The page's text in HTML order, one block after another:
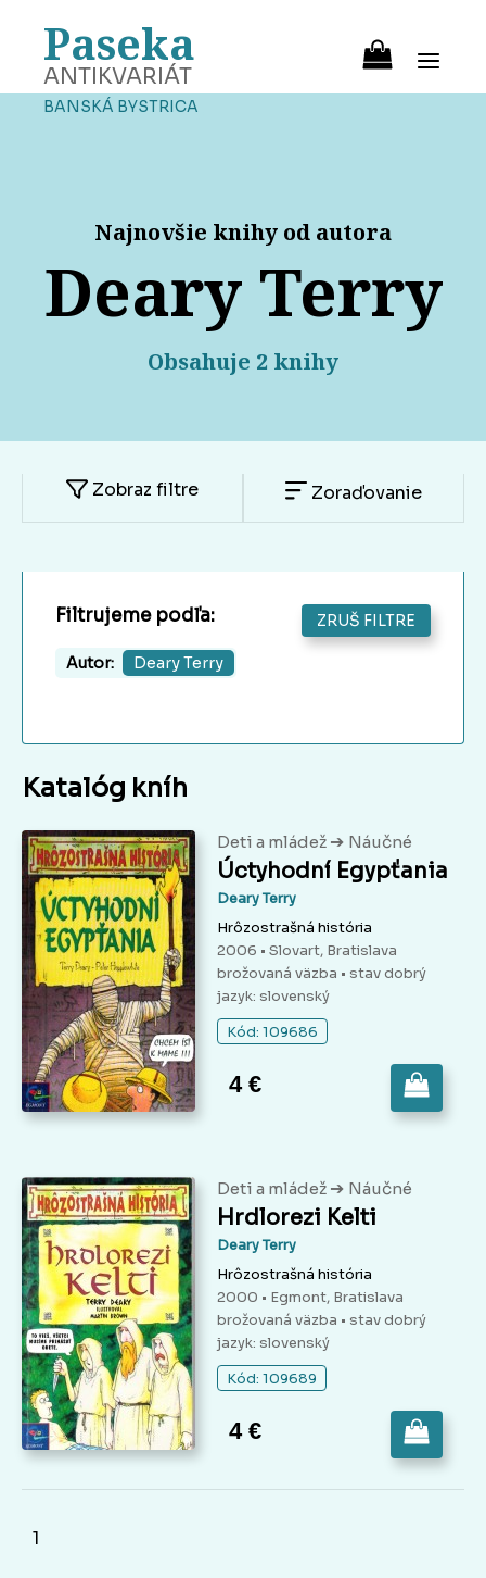
Paseka
ANTIKVARIÁT
BANSKÁ BYSTRICA
Najnovšie knihy od autora
Deary Terry
Obsahuje 2 knihy
Zobraz filtre Zoraďovanie
Filtrujeme podľa: ZRUŠ FILTRE
Autor: Deary Terry
Katalóg kníh
Deti a mládež ➔ Náučné
Úctyhodní Egypťania
Deary Terry
Hrôzostrašná história
2006 • Slovart, Bratislava
brožovaná väzba • stav dobrý
jazyk: slovenský
Kód: 109686
4 €
Deti a mládež ➔ Náučné
Hrdlorezi Kelti
Deary Terry
Hrôzostrašná história
2000 • Egmont, Bratislava
brožovaná väzba • stav dobrý
jazyk: slovenský
Kód: 109689
4 €
1